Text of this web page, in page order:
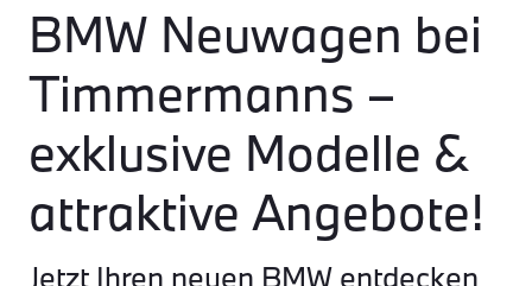
BMW Neuwagen bei
Timmermanns –
exklusive Modelle &
attraktive Angebote!
Jetzt Ihren neuen BMW entdecken